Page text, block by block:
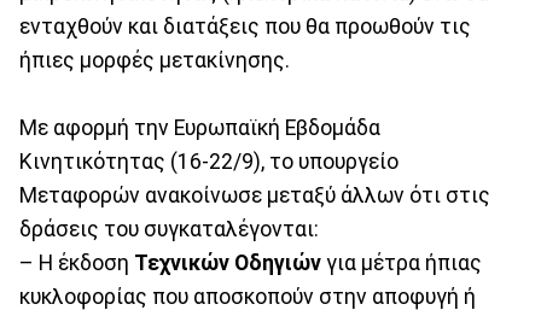
ενταχθούν και διατάξεις που θα προωθούν τις
ήπιες μορφές μετακίνησης.
Με αφορμή την Ευρωπαϊκή Εβδομάδα
Κινητικότητας (16-22/9), το υπουργείο
Μεταφορών ανακοίνωσε μεταξύ άλλων ότι στις
δράσεις του συγκαταλέγονται:
– Η έκδοση Τεχνικών Οδηγιών για μέτρα ήπιας
κυκλοφορίας που αποσκοπούν στην αποφυγή ή